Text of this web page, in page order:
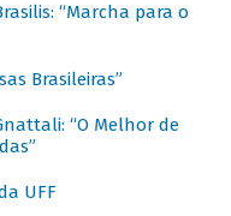
“Marcha para o
Brasileiras”
“O Melhor de
UFF